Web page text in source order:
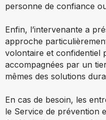
personne de confiance
Enfin, l’intervenante a
approche
volontaire et confidentiel
accompagnées par un
mêmes des solutions
En cas de besoin, les
le Service de prévention